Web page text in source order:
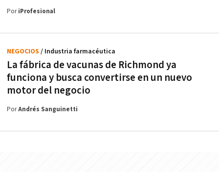
PoriProfesional
La fábrica de vacunas de Richmond ya
funciona y busca convertirse en un nuevo
motor del negocio
NEGOCIOS / Industria farmacéutica
PorAndrés Sanguinetti